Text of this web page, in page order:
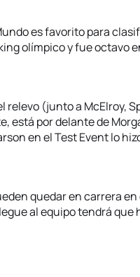
es favorito para
olímpico y fue octavo
relevo (junto a McElroy,
está por delante de
en el Test Event lo
quedar en carrera en
al equipo tendrá que